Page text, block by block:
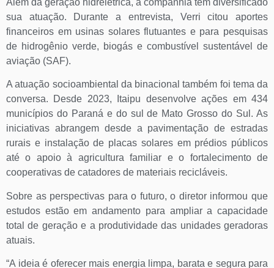
sua atuação. Durante a entrevista, Verri citou aportes
financeiros em usinas solares flutuantes e para pesquisas
de hidrogênio verde, biogás e combustível sustentável de
aviação (SAF).
A atuação socioambiental da binacional também foi tema da
conversa. Desde 2023, Itaipu desenvolve ações em 434
municípios do Paraná e do sul de Mato Grosso do Sul. As
iniciativas abrangem desde a pavimentação de estradas
rurais e instalação de placas solares em prédios públicos
até o apoio à agricultura familiar e o fortalecimento de
cooperativas de catadores de materiais recicláveis.
Sobre as perspectivas para o futuro, o diretor informou que
estudos estão em andamento para ampliar a capacidade
total de geração e a produtividade das unidades geradoras
atuais.
“A ideia é oferecer mais energia limpa, barata e segura para